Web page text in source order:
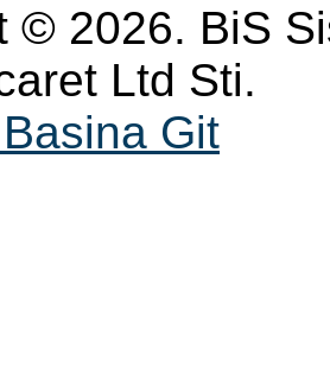
© 2026. BiS
Ltd Sti.
Git